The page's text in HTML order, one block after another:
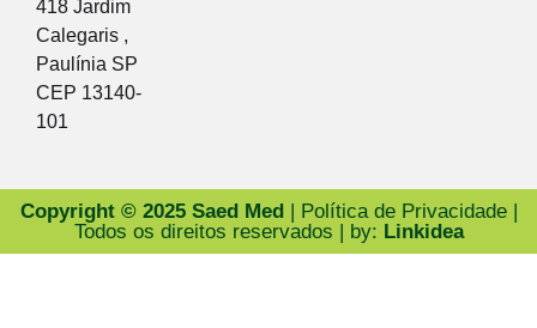
418 Jardim
Calegaris ,
Paulínia SP
CEP 13140-
101
Copyright © 2025 Saed Med| Política de Privacidade |
Todos os direitos reservados | by: Linkidea